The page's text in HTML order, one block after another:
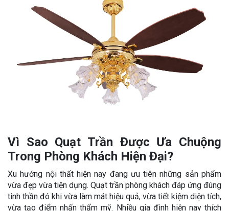
Vì Sao Quạt Trần Được Ưa Chuộng
Trong Phòng Khách Hiện Đại?
Xu hướng nội thất hiện nay đang ưu tiên những sản phẩm
vừa đẹp vừa tiện dụng. Quạt trần phòng khách đáp ứng đúng
tinh thần đó khi vừa làm mát hiệu quả, vừa tiết kiệm diện tích,
vừa tạo điểm nhấn thẩm mỹ. Nhiều gia đình hiện nay thích